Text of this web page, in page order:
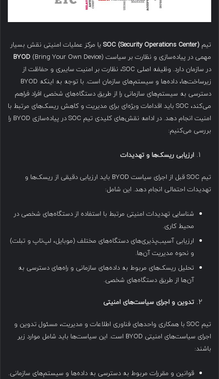
تیم SOC (Security Operations Center) یا مرکز عملیات امنیتی نقش بسیار
مهمی در پیاده‌سازی و نظارت بر سیاست
BYOD (Bring Your Own Device)
در سازمان دارد. وظیفه اصلی SOC، نظارت بر امنیت سایبری و حفاظت از
زیرساخت‌ها، داده‌ها و سیستم‌های سازمان است. با توجه به اینکه BYOD
دسترسی به سیستم‌های سازمانی را از طریق دستگاه‌های شخصی افراد فراهم
می‌کند، SOC باید اقدامات ویژه‌ای برای مدیریت و کاهش ریسک‌های مرتبط با
امنیت انجام دهد. در ادامه نقش‌های کلیدی تیم SOC در پیاده‌سازی BYOD را
بررسی می‌کنیم:
ارزیابی ریسک‌ها و تهدیدات
تیم SOC قبل از اجرای سیاست BYOD باید ارزیابی دقیقی از ریسک‌ها و
تهدیدات احتمالی انجام دهد. این شامل:
شناسایی تهدیدات امنیتی مرتبط با استفاده از دستگاه‌های شخصی در
محیط کاری.
ارزیابی آسیب‌پذیری‌های دستگاه‌های مختلف (موبایل، لپ‌تاپ و تبلت)
و نحوه مدیریت آن‌ها.
تحلیل ریسک‌های مربوط به داده‌های سازمانی و راه‌های دسترسی به
آن‌ها از طریق دستگاه‌های شخصی.
تدوین و اجرای سیاست‌های امنیتی
تیم SOC با همکاری واحدهای فناوری اطلاعات و مدیریت، مسئول تدوین و
اجرای سیاست‌های امنیتی BYOD است. این سیاست‌ها باید شامل موارد زیر
باشند:
قوانین و مقررات مربوط به دسترسی به داده‌ها و سیستم‌های سازمانی.